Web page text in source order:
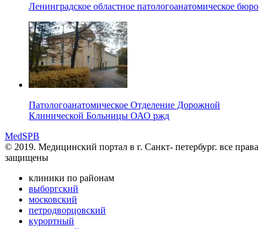
Ленинградское областное патологоанатомическое бюро
Патологоанатомическое Отделение Дорожной
Клинической Больницы ОАО ржд
MedSPB
© 2019. Медицинский портал в г. Санкт- петербург. все права
защищены
клиники по районам
выборгский
московский
петродворцовский
курортный